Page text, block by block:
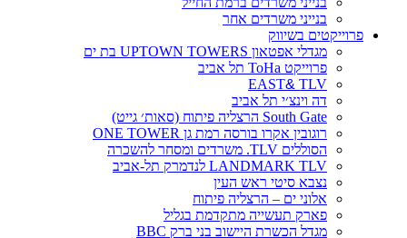
בנייני משרדים אחר
פרוייקטים בשיווק
מגדלי אפטאון UPTOWN TOWERS בת ים
פרוייקט ToHa תל אביב
EAST& TLV
דה וינצ׳י תל אביב
South Gate הרצליה פיתוח (סאות׳ גייט)
רוגובין אקרו בורסה רמת גן ONE TOWER
הסוללים TLV. משרדים ומסחר להשכרה
LANDMARK TLV לנדמרק תל-אביב
נצבא סיטי ראש העין
אלוני ים – הרצליה פיתוח
פארק תעשייה מתקדמת בגליל
מגדל הכשרת היישוב בני ברק BBC